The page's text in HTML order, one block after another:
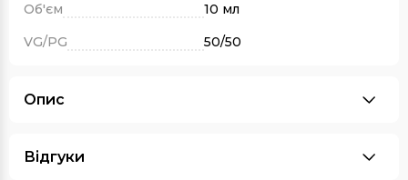
Об'єм
10 мл
VG/PG
50/50
Опис
Відгуки